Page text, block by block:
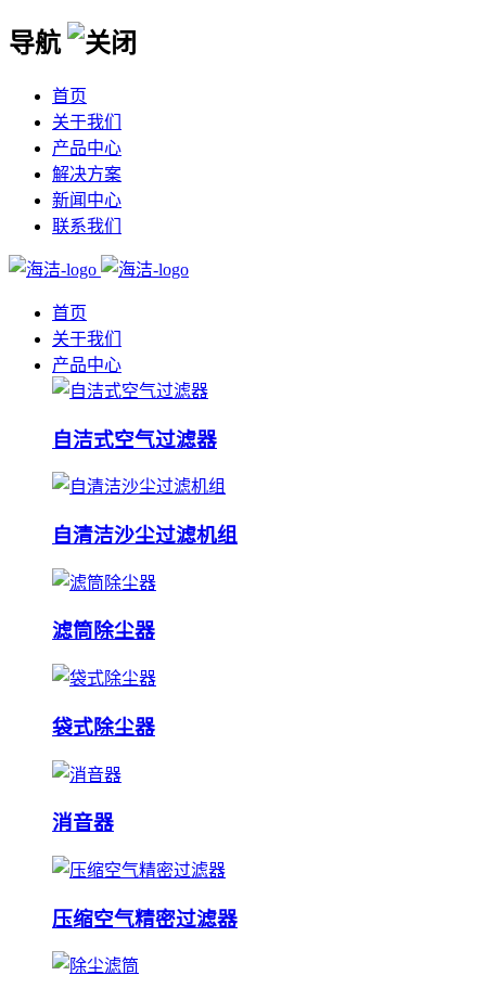
导航
首页
关于我们
产品中心
解决方案
新闻中心
联系我们
首页
关于我们
产品中心
自洁式空气过滤器
自清洁沙尘过滤机组
滤筒除尘器
袋式除尘器
消音器
压缩空气精密过滤器